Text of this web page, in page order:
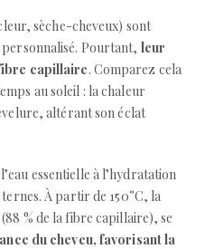
sèche-cheveux) sont
Pourtant, leur
capillaire. Comparez cela
au soleil : la chaleur
altérant son éclat
essentielle à l’hydratation
À partir de 150°C, la
% de la fibre capillaire), se
du cheveu, favorisant la